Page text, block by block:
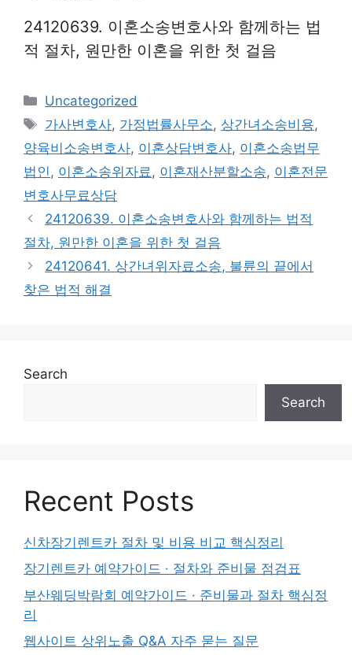
24120639. 이혼소송변호사와 함께하는 법
적 절차, 원만한 이혼을 위한 첫 걸음
Categories
Uncategorized
Tags
가사변호사, 가정법률사무소, 상간녀소송비용,
양육비소송변호사, 이혼상담변호사, 이혼소송법무
법인 , 이혼소송위자료 , 이혼재산분할소송, 이혼전문
변호사무료상담
24120639. 이혼소송변호사와 함께하는 법적
절차, 원만한 이혼을 위한 첫 걸음
24120641. 상간녀위자료소송, 불륜의 끝에서
찾은 법적 해결
Search
Search
Recent Posts
신차장기렌트카 절차 및 비용 비교 핵심정리
장기렌트카 예약가이드 · 절차와 준비물 점검표
부산웨딩박람회 예약가이드 · 준비물과 절차 핵심정
리
웹사이트 상위노출 Q&A 자주 묻는 질문